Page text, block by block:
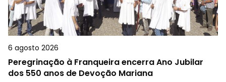
6 agosto 2026
Peregrinação à Franqueira encerra Ano Jubilar
dos 550 anos de Devoção Mariana